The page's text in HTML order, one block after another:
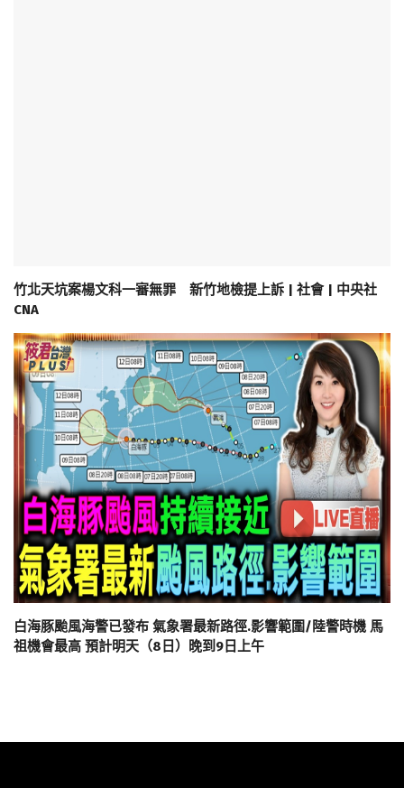
竹北天坑案楊文科一審無罪 新竹地檢提上訴 | 社會 | 中央社
CNA
白海豚颱風海警已發布 氣象署最新路徑.影響範圍/陸警時機 馬
祖機會最高 預計明天（8日）晚到9日上午